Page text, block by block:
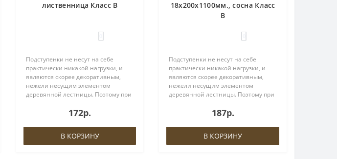
лиственница Класс В
Подступенки не несут на себе
практически никакой нагрузки, и
являются скорее декоративным,
нежели несущим элементом
деревянной лестницы. Поэтому при
существенно сократить затраты,
заменив данный элемент на более
дешевый ана..
172р.
В КОРЗИНУ
18х200х1100мм., сосна Класс
В
Подступенки не несут на себе
практически никакой нагрузки, и
являются скорее декоративным,
нежели несущим элементом
деревянной лестницы. Поэтому при
существенно сократить затраты,
заменив данный элемент на более
дешевый ана..
187р.
В КОРЗИНУ